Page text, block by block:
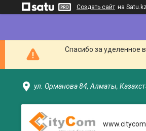
Создать сайт на
Спасибо за уделенное
ул. Орманова 84, Алматы,